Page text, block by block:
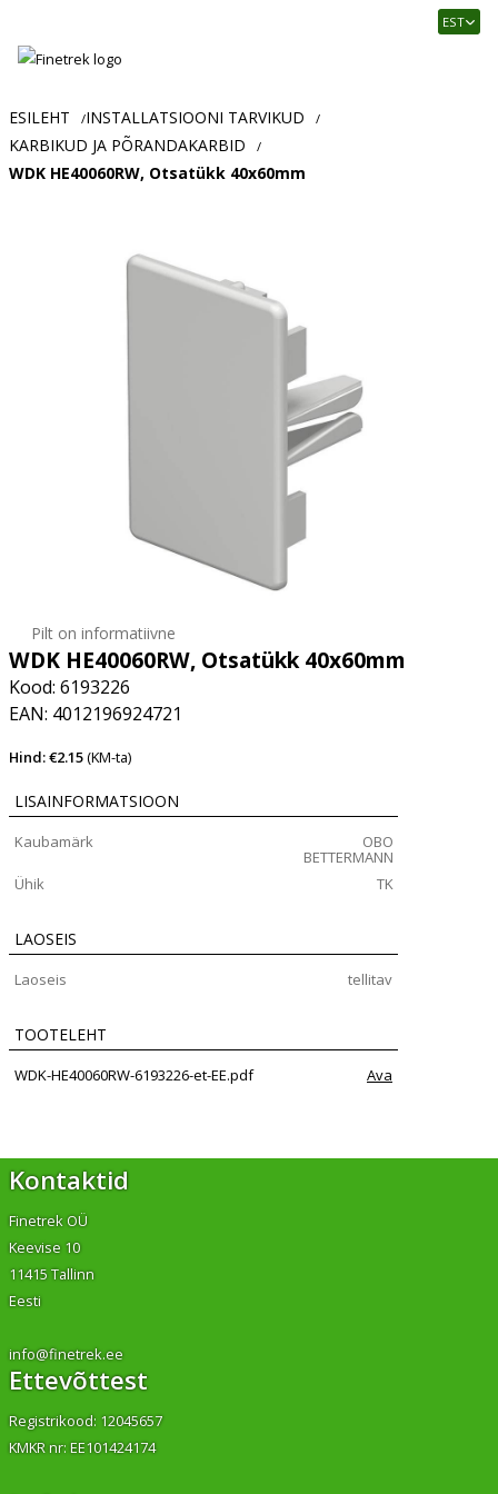
Usaldusväärne
ja
tööstusautomaatika
pood
EST
ESILEHT /INSTALLATSIOONI TARVIKUD /
KARBIKUD JA PÕRANDAKARBID /
WDK HE40060RW, Otsatükk 40x60mm
Pilt on informatiivne
WDK HE40060RW, Otsatükk 40x60mm
Kood: 6193226
EAN: 4012196924721
Hind: €2.15(KM-ta)
LISAINFORMATSIOON
Kaubamärk OBO
BETTERMANN
Ühik
TK
LAOSEIS
Laoseis tellitav
TOOTELEHT
WDK-HE40060RW-6193226-et-EE.pdf Ava
Kontaktid
Finetrek OÜ
Keevise 10
11415 Tallinn
Eesti
info@finetrek.ee
Ettevõttest
Registrikood: 12045657
KMKR nr: EE101424174